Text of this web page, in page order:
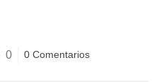
0 0 Comentarios